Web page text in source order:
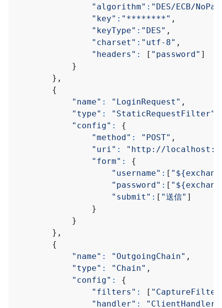
"algorithm" : "DES/ECB/
"key" : "********" ,
"keyType" : "DES" ,
"charset" : "utf-8" ,
"headers" : [ "password" ]
}
},
{
"name" : "LoginRequest" ,
"type" : "StaticRequestFilter"
"config" :
{
"method" : "POST" ,
"uri" :
"http://
"form" :
{
"username" : [
"password" : [
"submit" : [ "送信" ]
}
}
},
{
"name" : "OutgoingChain" ,
"type" : "Chain" ,
"config" :
{
"filters" : [
"handler" : "ClientHandler"